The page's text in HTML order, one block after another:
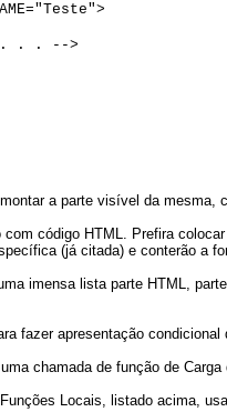
. . . -->
a parte visível da mesma,
código HTML. Prefira
(já citada) e conterão a
imensa lista parte HTML,
fazer apresentação condicional
chamada de função de
Locais, listado acima,